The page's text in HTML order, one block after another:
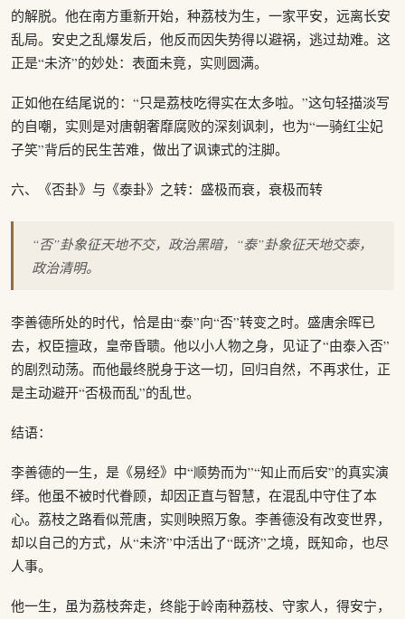
的解脱。他在南方重新开始，种荔枝为生，一家平安，远离长安
乱局。安史之乱爆发后，他反而因失势得以避祸，逃过劫难。这
正是“未济”的妙处：表面未竟，实则圆满。
正如他在结尾说的：“只是荔枝吃得实在太多啦。”这句轻描淡写
的自嘲，实则是对唐朝奢靡腐败的深刻讽刺，也为“一骑红尘妃
子笑”背后的民生苦难，做出了讽谏式的注脚。
六、《否卦》与《泰卦》之转：盛极而衰，衰极而转
“否”卦象征天地不交，政治黑暗，“泰”卦象征天地交泰，
政治清明。
李善德所处的时代，恰是由“泰”向“否”转变之时。盛唐余晖已
去，权臣擅政，皇帝昏聩。他以小人物之身，见证了“由泰入否”
的剧烈动荡。而他最终脱身于这一切，回归自然，不再求仕，正
是主动避开“否极而乱”的乱世。
结语：
李善德的一生，是《易经》中“顺势而为”“知止而后安”的真实演
绎。他虽不被时代眷顾，却因正直与智慧，在混乱中守住了本
心。荔枝之路看似荒唐，实则映照万象。李善德没有改变世界，
却以自己的方式，从“未济”中活出了“既济”之境，既知命，也尽
人事。
他一生，虽为荔枝奔走，终能于岭南种荔枝、守家人，得安宁，